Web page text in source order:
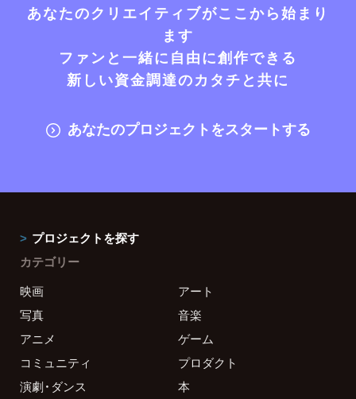
あなたのクリエイティブがここから始まり
ます
ファンと一緒に自由に創作できる
新しい資金調達のカタチと共に
あなたのプロジェクトをスタートする
プロジェクトを探す
カテゴリー
映画
アート
写真
音楽
アニメ
ゲーム
コミュニティ
プロダクト
演劇・ダンス
本